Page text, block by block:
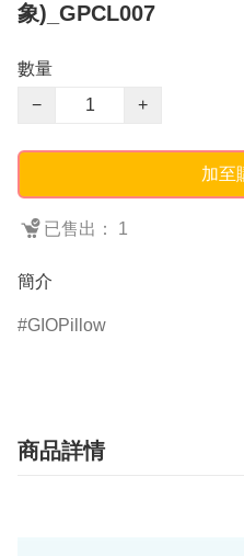
象)_GPCL007
數量
−
+
加至
已售出： 1
簡介
GIOPillow
商品詳情